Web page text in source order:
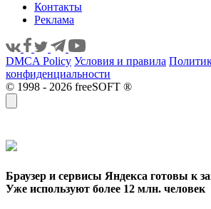
Контакты
Реклама
DMCA Policy Условия и правила
конфиденциальности
© 1998 - 2026 freeSOFT ®
Браузер и сервисы Яндекса готовы к
Уже используют более 12 млн. человек